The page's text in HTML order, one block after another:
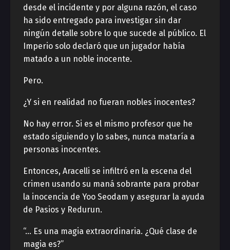
desde el incidente y por alguna razón, el caso
ha sido entregado para investigar sin dar
ningún detalle sobre lo que sucede al público. El
Imperio solo declaró que un jugador había
matado a un noble inocente.
Pero.
¿Y si en realidad no fueran nobles inocentes?
No hay error. Si es el mismo profesor que he
estado siguiendo y lo sabes, nunca mataría a
personas inocentes.
Entonces, Aracelli se infiltró en la escena del
crimen usando su maná sobrante para probar
la inocencia de Yoo Seodam y asegurar la ayuda
de Pasios y Redurun.
“… Es una magia extraordinaria. ¿Qué clase de
magia es?”